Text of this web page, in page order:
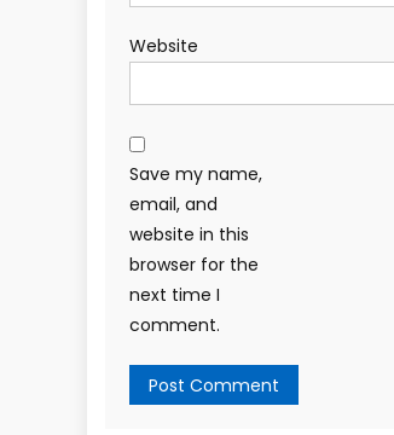
Website
Save my name,
email, and
website in this
browser for the
next time I
comment.